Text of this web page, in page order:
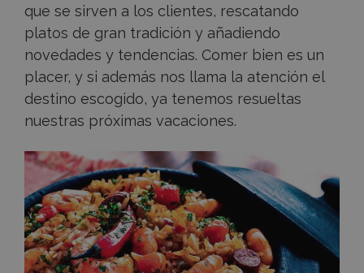
que se sirven a los clientes, rescatando
platos de gran tradición y añadiendo
novedades y tendencias. Comer bien es un
placer, y si además nos llama la atención el
destino escogido, ya tenemos resueltas
nuestras próximas vacaciones.